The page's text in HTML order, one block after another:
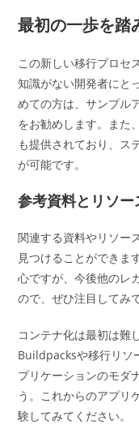
最初の一歩を踏
この新しい移行プロセ
知識がない開発者にと
めての方は、サンプル
をお勧めします。また
も提供されており、ス
が可能です。
参考資料とリソー
関連する資料やリソー
見つけることができま
心ですが、今後他のレ
ので、ぜひ注目してみ
コンテナ化は最初は難
Buildpacksや移行リソ
プリケーションのモダ
う。これからのアプリ
験してみてください。